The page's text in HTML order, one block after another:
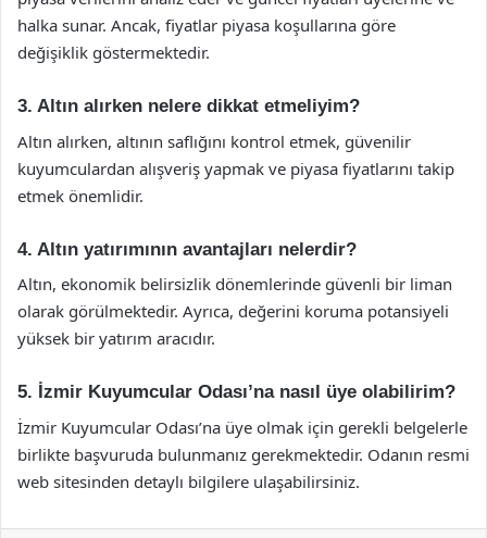
halka sunar. Ancak, fiyatlar piyasa koşullarına göre
değişiklik göstermektedir.
3. Altın alırken nelere dikkat etmeliyim?
Altın alırken, altının saflığını kontrol etmek, güvenilir
kuyumculardan alışveriş yapmak ve piyasa fiyatlarını takip
etmek önemlidir.
4. Altın yatırımının avantajları nelerdir?
Altın, ekonomik belirsizlik dönemlerinde güvenli bir liman
olarak görülmektedir. Ayrıca, değerini koruma potansiyeli
yüksek bir yatırım aracıdır.
5. İzmir Kuyumcular Odası’na nasıl üye olabilirim?
İzmir Kuyumcular Odası’na üye olmak için gerekli belgelerle
birlikte başvuruda bulunmanız gerekmektedir. Odanın resmi
web sitesinden detaylı bilgilere ulaşabilirsiniz.